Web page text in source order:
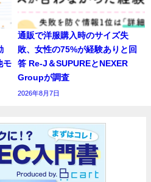
モ
通販で洋服購入時のサイズ失
敗、女性の75%が経験ありと回
答 Re-J＆SUPUREとNEXER
Groupが調査
2026年8月7日